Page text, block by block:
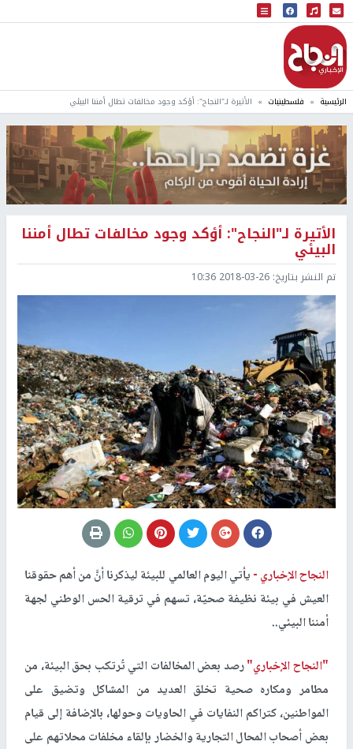
البث المباشر
إذاعة النجاح
الرئيسية فلسطينيات الأتيرة لـ"النجاح": أؤكد وجود مخالفات تطال أمننا البيئي
الأتيرة لـ"النجاح": أؤكد وجود مخالفات تطال أمننا
البيئي
تم النشر بتاريخ: 2018-03-26 10:36
النجاح الإخباري -يأتي اليوم العالمي للبيئة ليذكرنا أنَّ من أهم حقوقنا
العيش في بيئة نظيفة صحيّة، تسهم في ترقية الحس الوطني لجهة
أمننا البيئي..
"النجاح الإخباري"رصد بعض المخالفات التي تُرتكب بحق البيئة، من
مطامر ومكاره صحية تخلق العديد من المشاكل وتضيق على
المواطنين، كتراكم النفايات في الحاويات وحولها، بالإضافة إلى قيام
بعض أصحاب المحال التجارية والخضار بإلقاء مخلفات محلاتهم على